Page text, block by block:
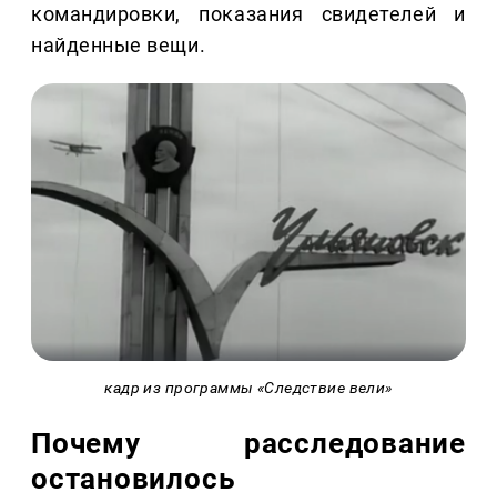
командировки, показания свидетелей и
найденные вещи.
кадр из программы «Следствие вели»
Почему расследование
остановилось